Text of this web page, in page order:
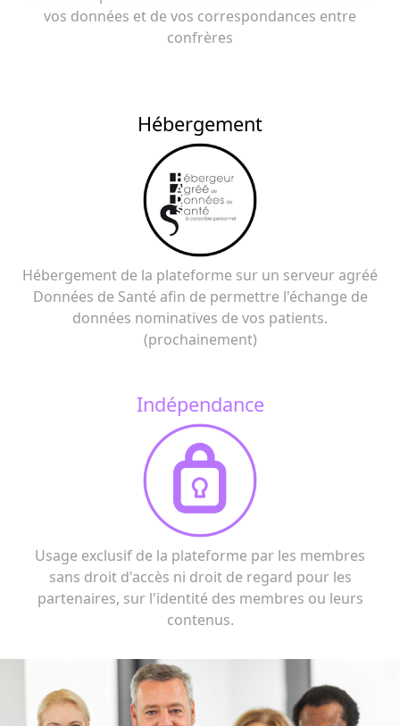
vos données et de vos correspondances entre
confrères
Hébergement
Hébergement de la plateforme sur un serveur agréé
Données de Santé afin de permettre l'échange de
données nominatives de vos patients.
(prochainement)
Indépendance
Usage exclusif de la plateforme par les membres
sans droit d'accès ni droit de regard pour les
partenaires, sur l'identité des membres ou leurs
contenus.